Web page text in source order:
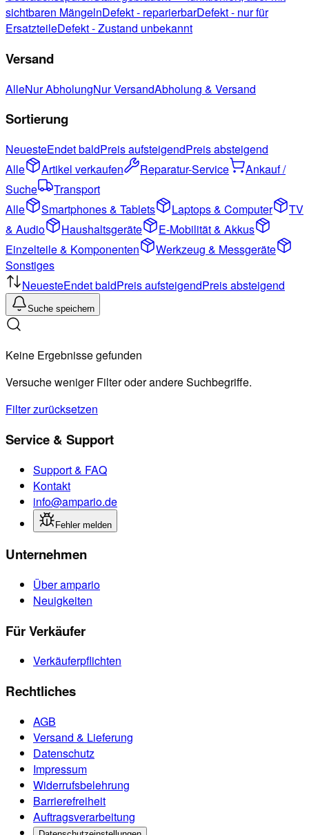
sichtbaren MängelnDefekt - reparierbarDefekt - nur für
ErsatzteileDefekt - Zustand unbekannt
Versand
AlleNur AbholungNur VersandAbholung & Versand
Sortierung
NeuesteEndet baldPreis aufsteigendPreis absteigend
Alle
Artikel verkaufen Reparatur-Service
Ankauf /
Suche
Transport
Alle
Smartphones & Tablets Laptops & Computer
TV
& Audio
Haushaltsgeräte
E-Mobilität & Akkus
Einzelteile & Komponenten
Werkzeug & Messgeräte
Sonstiges
NeuesteEndet baldPreis aufsteigendPreis absteigend
Suche speichern
Keine Ergebnisse gefunden
Versuche weniger Filter oder andere Suchbegriffe.
Filter zurücksetzen
Service & Support
Support & FAQ
Kontakt
info@ampario.de
Fehler melden
Unternehmen
Über ampario
Neuigkeiten
Für Verkäufer
Verkäuferpflichten
Rechtliches
AGB
Versand & Lieferung
Datenschutz
Impressum
Widerrufsbelehrung
Barrierefreiheit
Auftragsverarbeitung